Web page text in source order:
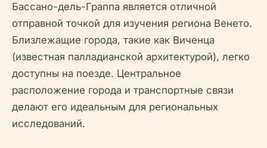
Бассано-дель-Граппа является отличной
отправной точкой для изучения региона Венето.
Близлежащие города, такие как Виченца
(известная палладианской архитектурой), легко
доступны на поезде. Центральное
расположение города и транспортные связи
делают его идеальным для региональных
исследований.